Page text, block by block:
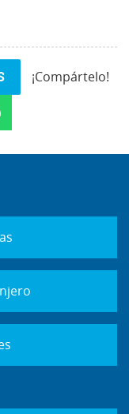
¡Compártelo!